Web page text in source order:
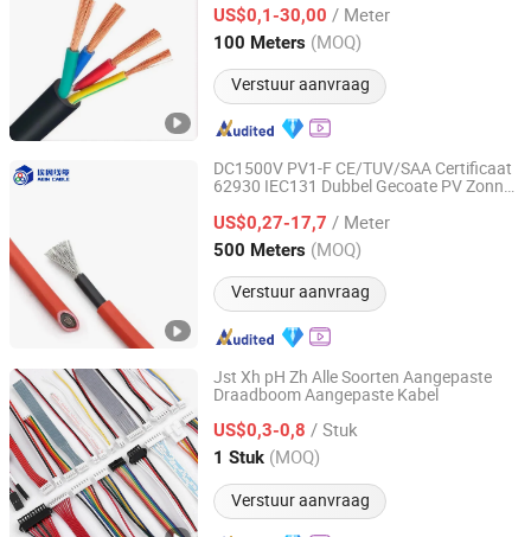
US$0,1-30,00 / Meter
100 Meters (MOQ)
Verstuur aanvraag
Tianjin, China Sinds 2026
DC1500V PV1-F CE/TUV/SAA Certificaat
62930 IEC131 Dubbel Gecoate PV Zonne-
US$0,27-17,7 / Meter
500 Meters (MOQ)
Verstuur aanvraag
Shanghai Aein Wire & Cable Co., Ltd.
Shanghai, China Sinds 2021
Jst Xh pH Zh Alle Soorten Aangepaste
Draadboom Aangepaste Kabel
US$0,3-0,8 / Stuk
1 Stuk (MOQ)
Verstuur aanvraag
Shijiazhuang OurPCB Tech. Ltd.
Hebei, China Sinds 2023